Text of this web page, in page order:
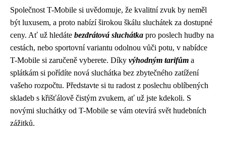
Společnost T-Mobile si uvědomuje, že kvalitní zvuk by neměl
být luxusem, a proto nabízí širokou škálu sluchátek za dostupné
ceny. Ať už hledáte bezdrátová sluchátka pro poslech hudby na
cestách, nebo sportovní variantu odolnou vůči potu, v nabídce
T-Mobile si zaručeně vyberete. Díky výhodným tarifům a
splátkám si pořídíte nová sluchátka bez zbytečného zatížení
vašeho rozpočtu. Představte si tu radost z poslechu oblíbených
skladeb s křišťálově čistým zvukem, ať už jste kdekoli. S
novými sluchátky od T-Mobile se vám otevírá svět hudebních
zážitků.